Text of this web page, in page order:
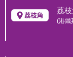
荔
(港鐵